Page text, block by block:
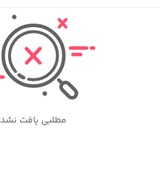
مطلبی یافت نشد